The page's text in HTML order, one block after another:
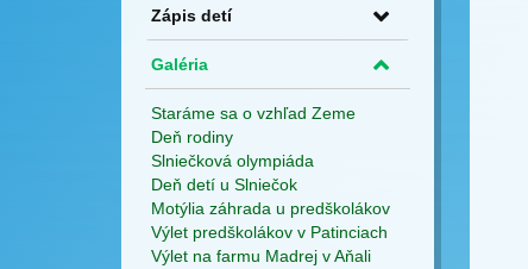
Zápis detí
Galéria
Staráme sa o vzhľad Zeme
Deň rodiny
Slniečková olympiáda
Deň detí u Slniečok
Motýlia záhrada u predškolákov
Výlet predškolákov v Patinciach
Výlet na farmu Madrej v Aňali